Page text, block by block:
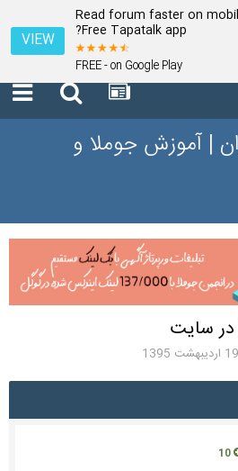
Read forum faster on
Free Tapatalk app?
FREE - on Google Play
VIEW
| آموزش جوملا و
19 اردیبهشت 1395